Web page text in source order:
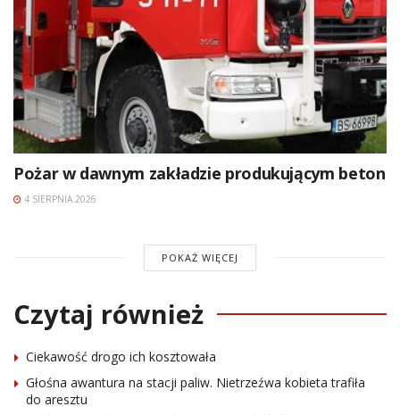
Pożar w dawnym zakładzie produkującym beton
4 SIERPNIA 2026
POKAŻ WIĘCEJ
Czytaj również
Ciekawość drogo ich kosztowała
Głośna awantura na stacji paliw. Nietrzeźwa kobieta trafiła
do aresztu